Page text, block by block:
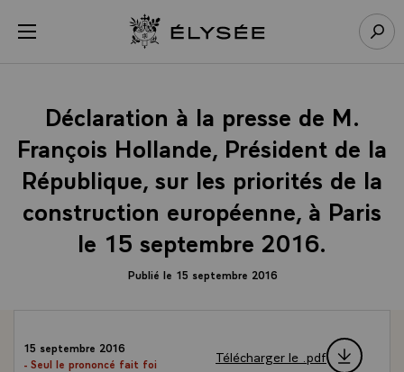
menu Retour à l’accueil Élysée
Déclaration à la presse de M.
François Hollande, Président de la
République, sur les priorités de la
construction européenne, à Paris
le 15 septembre 2016.
Publié le 15 septembre 2016
15 septembre 2016
- Seul le prononcé fait foi
Télécharger le .pdf
Panneau de gestion des cookies